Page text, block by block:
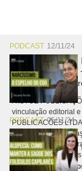
PODCAST 12/11/24
PODCAST05/11/24
Copyright © 2026
Todos os direitos
A ISTOÉ
vinculação editorial e
PUBLICACÕES
realizamos
contrato de
autorizamos
conteúdo digital “